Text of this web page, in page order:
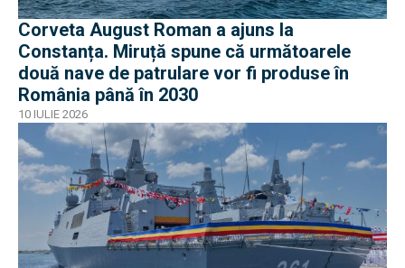
Corveta August Roman a ajuns la
Constanța. Miruță spune că următoarele
două nave de patrulare vor fi produse în
România până în 2030
10 IULIE 2026